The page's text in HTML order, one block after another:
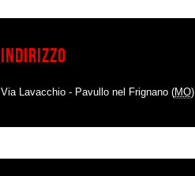
Indirizzo
Via Lavacchio - Pavullo nel Frignano (MO)